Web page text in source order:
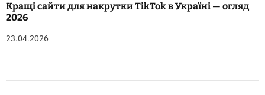
Кращі сайти для накрутки TikTok в Україні — огляд
2026
23.04.2026